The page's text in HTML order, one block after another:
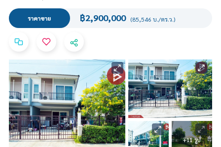
ราคาขาย ฿2,900,000 (85,546 บ./ตร.ว.)
+11 รูป